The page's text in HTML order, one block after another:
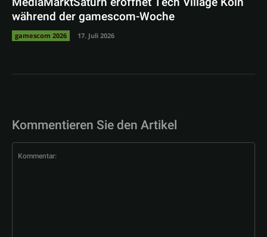
während der gamescom-Woche
gamescom 2026 17. Juli 2026
Kommentieren Sie den Artikel